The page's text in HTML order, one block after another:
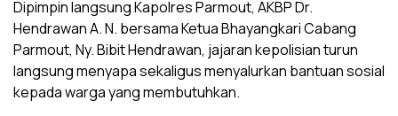
Dipimpin langsung Kapolres Parmout, AKBP Dr.
Hendrawan A. N. bersama Ketua Bhayangkari Cabang
Parmout, Ny. Bibit Hendrawan, jajaran kepolisian turun
langsung menyapa sekaligus menyalurkan bantuan sosial
kepada warga yang membutuhkan.